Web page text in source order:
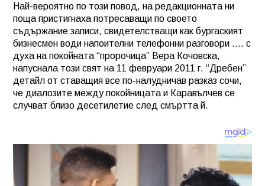
Най-вероятно по този повод, на редакционната ни
поща пристигнаха потресаващи по своето
съдържание записи, свидетелстващи как бургаският
бизнесмен води напоителни телефонни разговори …. с
духа на покойната “пророчица” Вера Кочовска,
напуснала този свят на 11 февруари 2011 г. “Дребен”
детайл от ставащия все по-налудничав разказ сочи,
че диалозите между покойницата и Каравълчев се
случват близо десетилетие след смъртта й.